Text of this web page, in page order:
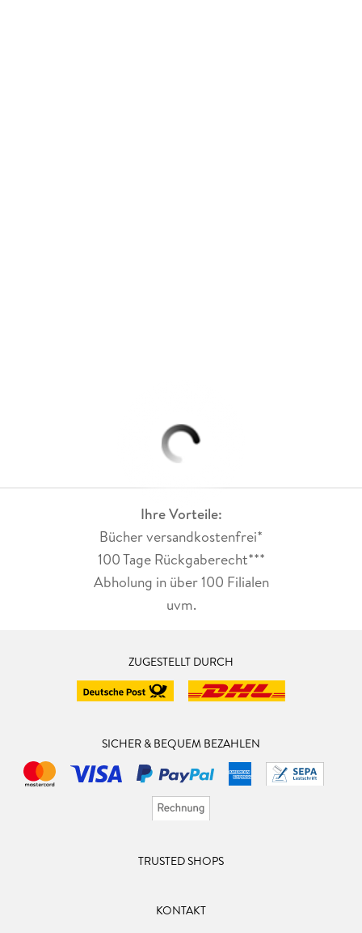
Ihre Vorteile:
Bücher versandkostenfrei*
100 Tage Rückgaberecht***
Abholung in über 100 Filialen
uvm.
ZUGESTELLT DURCH
SICHER & BEQUEM BEZAHLEN
TRUSTED SHOPS
KONTAKT